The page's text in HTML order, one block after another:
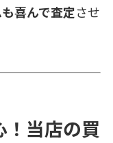
喜んで査定させ
！当店の買